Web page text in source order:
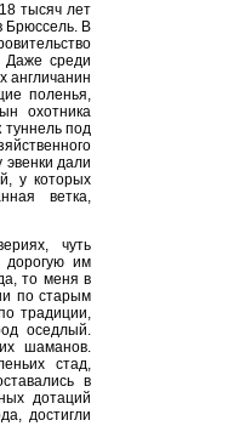
тысяч лет
Брюссель. В
Даже среди
англичанин
поленья,
охотника
туннель под
дали
у которых
ветка,
чуть
дорогую им
то меня в
по старым
традиции,
оседлый.
шаманов.
стад,
в
дотаций
достигли